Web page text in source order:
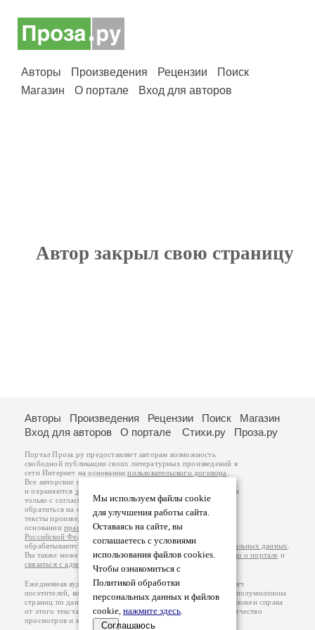
Авторы Произведения Рецензии
Поиск
Магазин
О портале Вход для авторов
Автор закрыл свою страницу
Мы используем файлы cookie
для улучшения работы сайта.
Оставаясь на сайте, вы
соглашаетесь с условиями
использования файлов cookies.
Чтобы ознакомиться с
Политикой обработки
персональных данных и файлов
cookie, нажмите здесь.
Соглашаюсь
Авторы Произведения Рецензии Поиск
Магазин
Вход для авторов
О портале Стихи.ру Проза.ру
Портал Проза.ру предоставляет авторам возможность
свободной публикации своих литературных произведений в
сети Интернет на основаниипользовательского договора
Все авторские права на произведения принадлежат авторам
и охраняются законом
. Перепечатка произведений возможна
только с согласия его автора, к которому вы можете
обратиться на его авторской странице. Ответственность за
тексты произведений авторы несут самостоятельно на
основанииправил публикацииизаконодательства
Российской Федерации
обрабатываются на основанииПолитики обработки персональных данных
Вы также можете посмотреть более подробнуюинформацию о портале и
связаться с администрацией
Ежедневная аудитория портала Проза.ру – порядка 100 тысяч
посетителей, которые в общей сумме просматривают более полумиллиона
страниц по данным счетчика посещаемости, который расположен справа
от этого текста. В каждой графе указано по две цифры: количество
просмотров и количество посетителей.